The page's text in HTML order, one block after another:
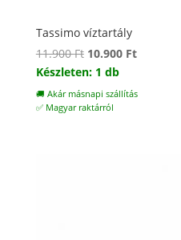
Tassimo víztartály
11.900Ft Original
price
was:
11.900 Ft.
10.900 FtCurrent
is:
Készleten: 1 db
🚚 Akár másnapi szállítás
✅ Magyar raktárról